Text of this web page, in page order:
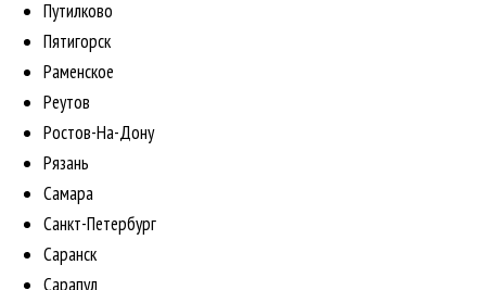
Путилково
Пятигорск
Раменское
Реутов
Ростов-На-Дону
Рязань
Самара
Санкт-Петербург
Саранск
Сарапул